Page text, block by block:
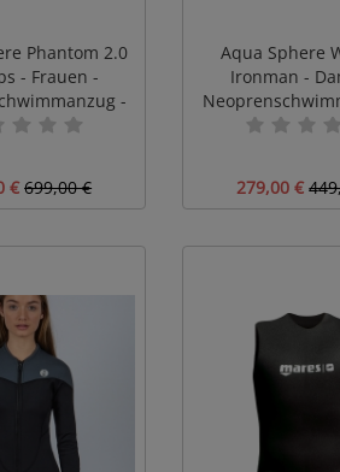
Phantom 2.0
- Frauen -
-
#
€699,00 €
Aqua Sphere
Ironman -
279,00 €